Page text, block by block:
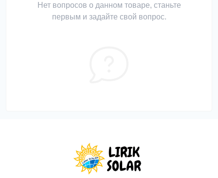
Нет вопросов о данном товаре, станьте
первым и задайте свой вопрос.